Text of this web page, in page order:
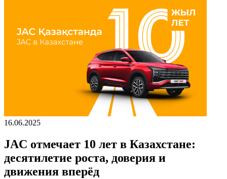
16.06.2025
JAC отмечает 10 лет в Казахстане:
десятилетие роста, доверия и
движения вперёд